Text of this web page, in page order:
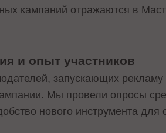
кампаний отражаются в
и опыт участников
запускающих
Мы провели опросы
нового инструмента для